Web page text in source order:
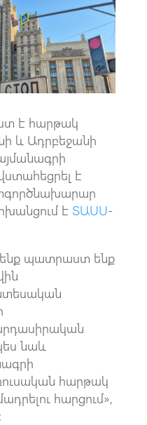
o
k
A
p
p
m
է հարթակ
և Ադրբեջանի
է
է ՏԱՍՍ-
պատրաստ ենք
նաև
հարթակ
հարցում»,